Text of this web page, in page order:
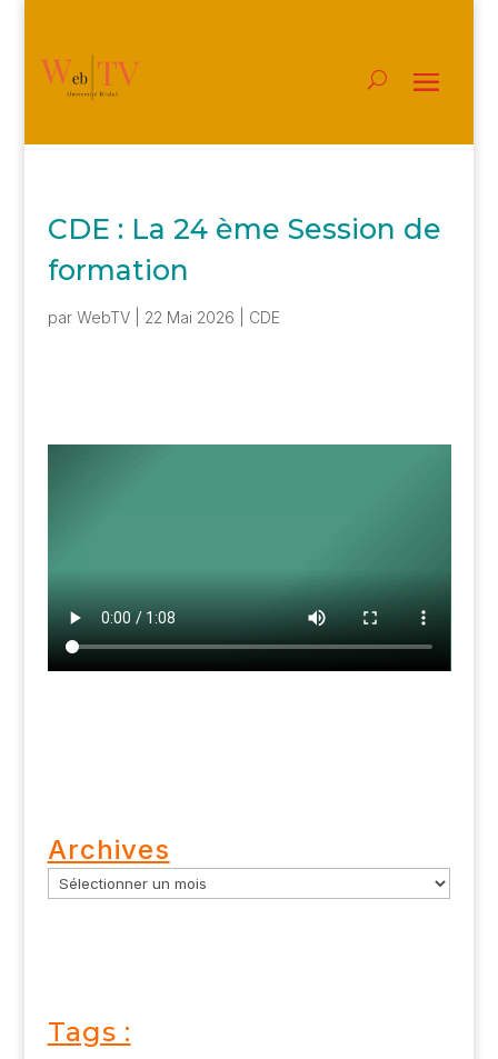
CDE : La 24 ème Session de
formation
par WebTV| 22 Mai 2026 CDE
Archives
Tags :